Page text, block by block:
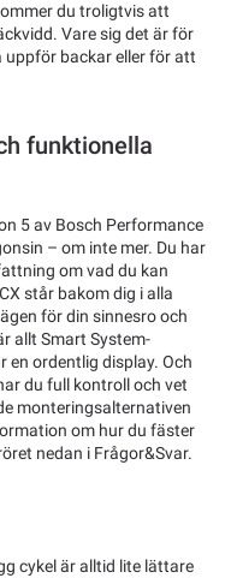
du troligtvis att
Vare sig det är för
backar eller för att
funktionella
5 av Bosch Performance
– om inte mer. Du har
om vad du kan
står bakom dig i alla
för din sinnesro och
allt Smart System-
en ordentlig display. Och
du full kontroll och vet
monteringsalternativen
om hur du fäster
nedan i Frågor&Svar.
cykel är alltid lite lättare